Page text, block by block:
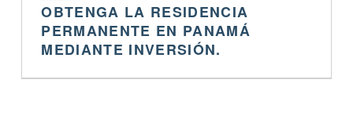
OBTENGA LA RESIDENCIA
PERMANENTE EN PANAMÁ
MEDIANTE INVERSIÓN.